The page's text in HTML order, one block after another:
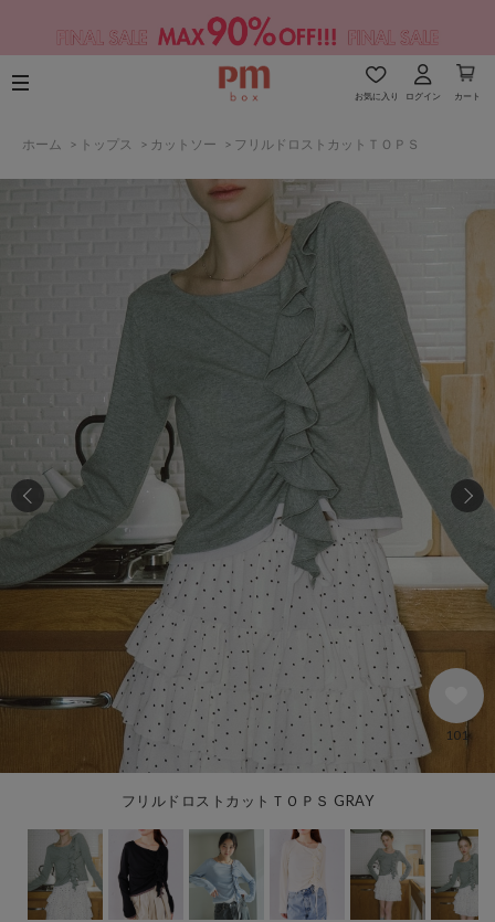
お気に入り ログイン カート
ホーム > トップス > カットソー > フリルドロストカットＴＯＰＳ
フリルドロストカットＴＯＰＳ GRAY
101